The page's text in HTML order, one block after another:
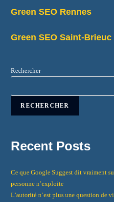
Green SEO Rennes
Green SEO Saint-Brieuc
Rechercher
RECHERCHER
Recent Posts
Ce que Google Suggest dit vraiment
personne n’exploite
L’autorité n’est plus une question de